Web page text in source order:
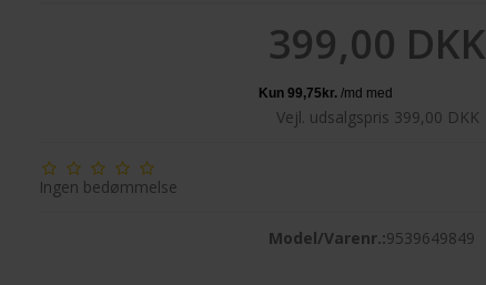
399,00 DKK
Vejl. udsalgspris 399,00 DKK
Ingen bedømmelse
Model/Varenr.:9539649849